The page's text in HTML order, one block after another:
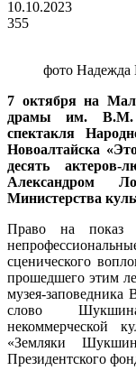
10.10.2023
355
фото Надежда
7 октября на
драмы им. В.М.
спектакля
Новоалтайска
десять актеров-
Александром
Министерства
Право на показ
сценического
прошедшего этим
музея-
слово
некоммерческой
«Земляки
Президентского